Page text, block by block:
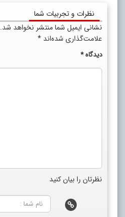
نظرات و تجربیات شما
نشانی ایمیل شما منتشر نخواهد شد.
علامت‌گذاری شده‌اند *
دیدگاه*
نظرتان را بیان کنید